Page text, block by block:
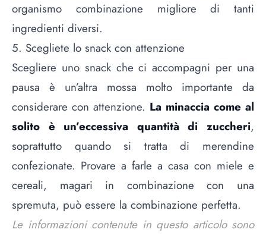
organismo combinazione migliore di tanti
ingredienti diversi.
5. Scegliete lo snack con attenzione
Scegliere uno snack che ci accompagni per una
pausa è un’altra mossa molto importante da
considerare con attenzione. La minaccia come al
solito è un’eccessiva quantità di zuccheri,
soprattutto quando si tratta di merendine
confezionate. Provare a farle a casa con miele e
cereali, magari in combinazione con una
spremuta, può essere la combinazione perfetta.
Le informazioni contenute in questo articolo sono